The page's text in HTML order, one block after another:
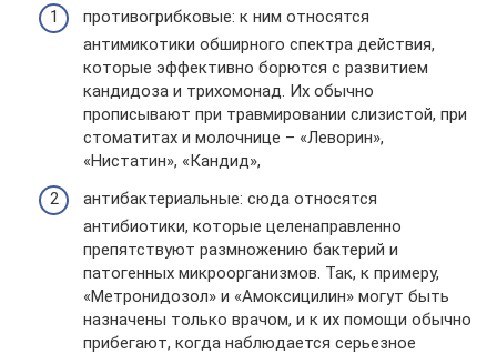
противогрибковые: к ним относятся
антимикотики обширного спектра действия,
которые эффективно борются с развитием
кандидоза и трихомонад. Их обычно
прописывают при травмировании слизистой, при
стоматитах и молочнице – «Леворин»,
«Нистатин», «Кандид»,
антибактериальные: сюда относятся
антибиотики, которые целенаправленно
препятствуют размножению бактерий и
патогенных микроорганизмов. Так, к примеру,
«Метронидозол» и «Амоксицилин» могут быть
назначены только врачом, и к их помощи обычно
прибегают, когда наблюдается серьезное